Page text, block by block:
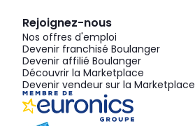
Rejoignez-nous
Nos offres d'emploi
Devenir franchisé Boulanger
Devenir affilié Boulanger
Découvrir la Marketplace
Devenir vendeur sur la Marketplace